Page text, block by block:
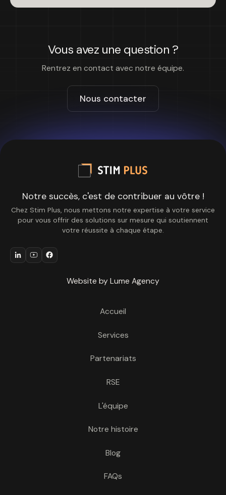
Vous avez une question ?
Rentrez en contact avec notre équipe.
Nous contacter
Notre succès, c'est de contribuer au vôtre !
Chez Stim Plus, nous mettons notre expertise à votre service
pour vous offrir des solutions sur mesure qui soutiennent
votre réussite à chaque étape.
Website by Lume Agency
Accueil
Services
Partenariats
RSE
L'équipe
Notre histoire
Blog
FAQs